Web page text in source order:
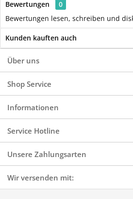
Bewertungen
0
Bewertungen lesen, schreiben und
Kunden kauften auch
Über uns
Shop Service
Informationen
Service Hotline
Unsere Zahlungsarten
Wir versenden mit: